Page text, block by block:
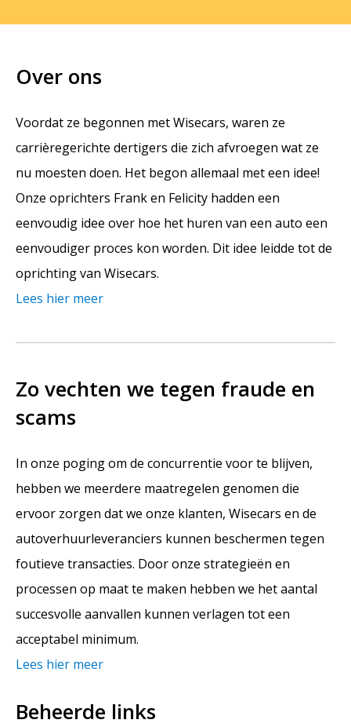
Over ons
Voordat ze begonnen met Wisecars, waren ze
carrièregerichte dertigers die zich afvroegen wat ze
nu moesten doen. Het begon allemaal met een idee!
Onze oprichters Frank en Felicity hadden een
eenvoudig idee over hoe het huren van een auto een
eenvoudiger proces kon worden. Dit idee leidde tot de
oprichting van Wisecars.
Lees hier meer
Zo vechten we tegen fraude en
scams
In onze poging om de concurrentie voor te blijven,
hebben we meerdere maatregelen genomen die
ervoor zorgen dat we onze klanten, Wisecars en de
autoverhuurleveranciers kunnen beschermen tegen
foutieve transacties. Door onze strategieën en
processen op maat te maken hebben we het aantal
succesvolle aanvallen kunnen verlagen tot een
acceptabel minimum.
Lees hier meer
Beheerde links